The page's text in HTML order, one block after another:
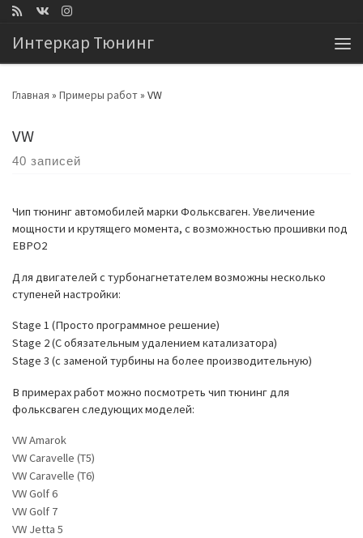
Интеркар Тюнинг
Главная » Примеры работ» VW
VW
40 записей
Чип тюнинг автомобилей марки Фольксваген. Увеличение
мощности и крутящего момента, с возможностью прошивки под
ЕВРО2
Для двигателей с турбонагнетателем возможны несколько
ступеней настройки:
Stage 1 (Просто программное решение)
Stage 2 (С обязательным удалением катализатора)
Stage 3 (с заменой турбины на более производительную)
В примерах работ можно посмотреть чип тюнинг для
фольксваген следующих моделей:
VW Amarok
VW Caravelle (T5)
VW Caravelle (T6)
VW Golf 6
VW Golf 7
VW Jetta 5